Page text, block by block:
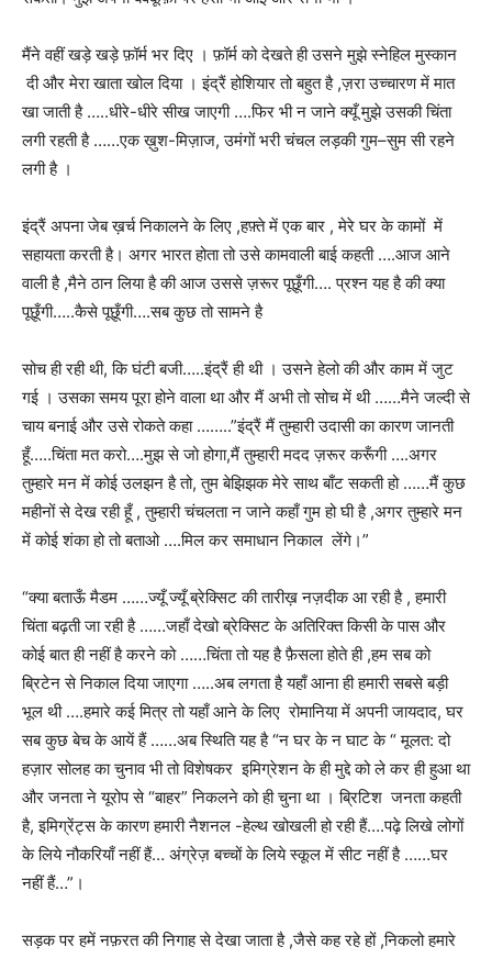
मैंने वहीं खड़े खड़े फ़ॉर्म भर दिए । फ़ॉर्म को देखते ही उसने मुझे स्नेहिल मुस्कान
दी और मेरा खाता खोल दिया । इंद्रैं होशियार तो बहुत है ,ज़रा उच्चारण में मात
खा जाती है …..धीरे-धीरे सीख जाएगी ….फिर भी न जाने क्यूँ मुझे उसकी चिंता
लगी रहती है ……एक ख़ुश-मिज़ाज, उमंगों भरी चंचल लड़की गुम–सुम सी रहने
लगी है ।
इंद्रैं अपना जेब ख़र्च निकालने के लिए ,हफ़्ते में एक बार , मेरे घर के कामों में
सहायता करती है। अगर भारत होता तो उसे कामवाली बाई कहती ….आज आने
वाली है ,मैने ठान लिया है की आज उससे ज़रूर पूछूँगी…. प्रश्न यह है की क्या
पूछूँगी…..कैसे पूछूँगी….सब कुछ तो सामने है
सोच ही रही थी, कि घंटी बजी…..इंद्रैं ही थी । उसने हेलो की और काम में जुट
गई । उसका समय पूरा होने वाला था और मैं अभी तो सोच में थी ……मैने जल्दी से
चाय बनाई और उसे रोकते कहा ……..”इंद्रैं मैं तुम्हारी उदासी का कारण जानती
हूँ…..चिंता मत करो….मुझ से जो होगा,मैं तुम्हारी मदद ज़रूर करूँगी ….अगर
तुम्हारे मन में कोई उलझन है तो, तुम बेझिझक मेरे साथ बाँट सकती हो ……मैं कुछ
महीनों से देख रही हूँ , तुम्हारी चंचलता न जाने कहाँ गुम हो घी है ,अगर तुम्हारे मन
में कोई शंका हो तो बताओ ….मिल कर समाधान निकाल लेंगे।”
“क्या बताऊँ मैडम ……ज्यूँ ज्यूँ ब्रेक्सिट की तारीख़ नज़दीक आ रही है , हमारी
चिंता बढ़ती जा रही है ……जहाँ देखो ब्रेक्सिट के अतिरिक्त किसी के पास और
कोई बात ही नहीं है करने को ……चिंता तो यह है फ़ैसला होते ही ,हम सब को
ब्रिटेन से निकाल दिया जाएगा …..अब लगता है यहाँ आना ही हमारी सबसे बड़ी
भूल थी ….हमारे कई मित्र तो यहाँ आने के लिए रोमानिया में अपनी जायदाद, घर
सब कुछ बेच के आयें हैं ……अब स्थिति यह है “न घर के न घाट के “ मूलत: दो
हज़ार सोलह का चुनाव भी तो विशेषकर इमिग्रेशन के ही मुद्दे को ले कर ही हुआ था
और जनता ने यूरोप से “बाहर” निकलने को ही चुना था । ब्रिटिश जनता कहती
है, इमिग्रेंट्स के कारण हमारी नैशनल -हेल्थ खोखली हो रही हैं….पढ़े लिखे लोगों
के लिये नौकरियाँ नहीं हैं… अंग्रेज़ बच्चों के लिये स्कूल में सीट नहीं है ……घर
नहीं हैं…”।
सड़क पर हमें नफ़रत की निगाह से देखा जाता है ,जैसे कह रहे हों ,निकलो हमारे